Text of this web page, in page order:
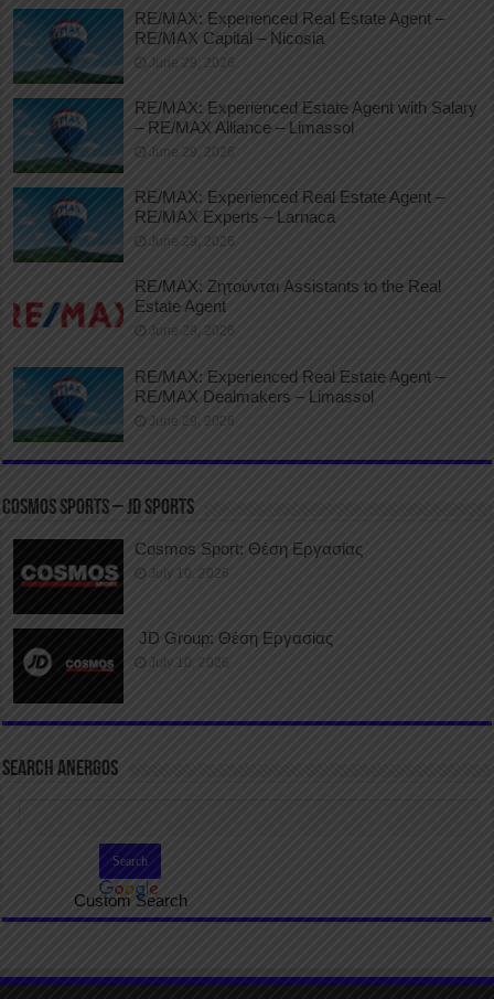
RE/MAX: Experienced Real Estate Agent –
RE/MAX Capital – Nicosia
June 29, 2026
RE/MAX: Experienced Estate Agent with Salary
– RE/MAX Alliance – Limassol
June 29, 2026
RE/MAX: Experienced Real Estate Agent –
RE/MAX Experts – Larnaca
June 29, 2026
RE/MAX: Ζητούνται Assistants to the Real
Estate Agent
June 29, 2026
RE/MAX: Experienced Real Estate Agent –
RE/MAX Dealmakers – Limassol
June 29, 2026
COSMOS SPORTS – JD SPORTS
Cosmos Sport: Θέση Εργασίας
July 10, 2026
JD Group: Θέση Εργασίας
July 10, 2026
SEARCH ANERGOS
Custom Search